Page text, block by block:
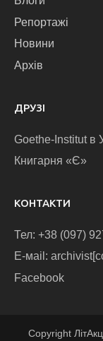
Репортажі
Новини
Архів
ДРУЗІ
Goethe-Institut в
Книгарня «Є»
КОНТАКТИ
Тел: +38 (097)
E-маіl:
Facebook
Copyright